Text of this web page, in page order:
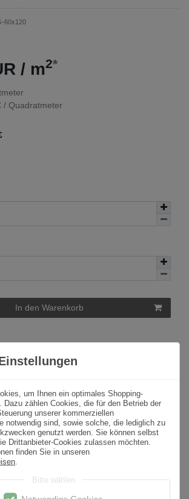
60x120
/ m2*
/ Quadratmeter
In den Warenkorb
cm
m² /
um Ihnen ein optimales Shopping-
Dazu zählen Cookies, die für den Betrieb der
unserer kommerziellen
notwendig sind, sowie solche, die lediglich zu
genutzt werden. Sie können selbst
Drittanbieter-Cookies zulassen möchten.
finden Sie in unseren
Bitte wählen